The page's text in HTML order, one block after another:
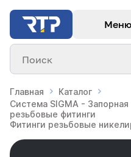
Меню
Поиск
Главная
Каталог
Система SIGMA -
резьбовые фитинги
Фитинги резьбовые